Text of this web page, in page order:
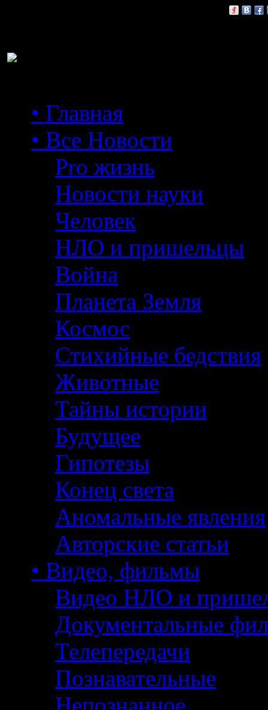
• Главная
• Все Новости
Pro жизнь
Новости науки
Человек
НЛО и пришельцы
Война
Планета Земля
Космос
Стихийные бедствия
Животные
Тайны истории
Будущее
Гипотезы
Конец света
Аномальные явления
Авторские статьи
• Видео, фильмы
Видео НЛО и
Документальные
Телепередачи
Познавательные